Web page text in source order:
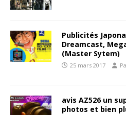
Publicités
Dreamcast,
(Master Sytem)
25 mars 2017
avis AZ526 un
photos et bien